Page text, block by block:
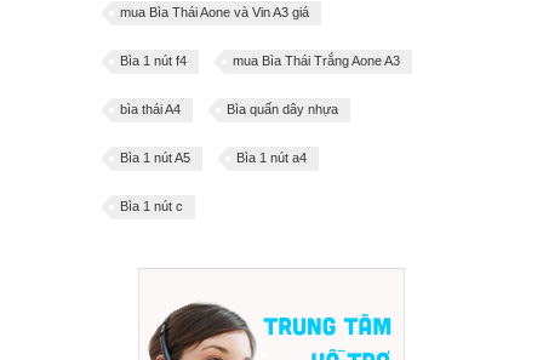
mua Bìa Thái Aone và Vin A3 giá
Bìa 1 nút f4 mua Bìa Thái Trắng Aone A3
bìa thái A4 Bìa quấn dây nhựa
Bìa 1 nút A5 Bìa 1 nút a4
Bìa 1 nút c